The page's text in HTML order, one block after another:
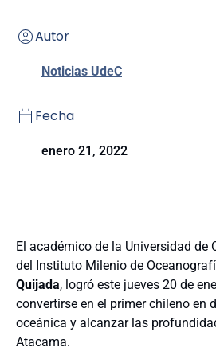
Autor
Noticias UdeC
Fecha
enero 21, 2022
El académico de la Universidad de
del Instituto Milenio de
Quijada, logró este jueves 20 de
convertirse en el primer chileno en
oceánica y alcanzar las
Atacama.